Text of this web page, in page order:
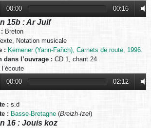
00:00
00:16
15b : Ar Juif
Breton
Notation musicale
: Kemener (Yann-Fañch), Carnets de route, 1996.
dans l’ouvrage : CD 1, chant 24
00:00
02:12
: s.d
: Basse-Bretagne (Breizh-Izel)
16 : Jouis koz